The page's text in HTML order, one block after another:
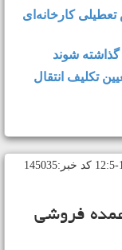
کارخانه‌ای
شوند
انتقال
فروشی